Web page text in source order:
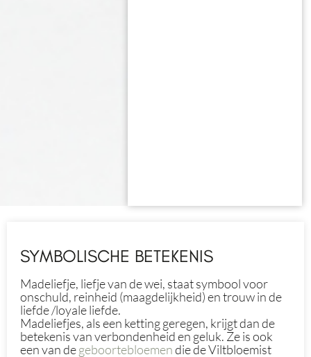
SYMBOLISCHE BETEKENIS
Madeliefje, liefje van de wei, staat symbool voor
onschuld, reinheid (maagdelijkheid) en trouw in de
liefde /loyale liefde.
Madeliefjes, als een ketting geregen, krijgt dan de
betekenis van verbondenheid en geluk. Ze is ook
een van degeboortebloemendie de Viltbloemist